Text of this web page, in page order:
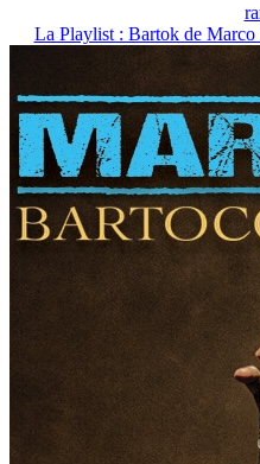
La Playlist : Bartok de